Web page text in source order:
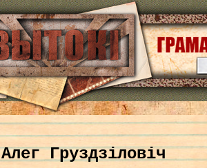
Алег Груздзіловіч